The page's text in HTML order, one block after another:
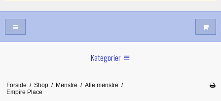
Kategorier
Juni nyt
Forside / Shop / Mønstre / Alle mønstre /
Empire Place